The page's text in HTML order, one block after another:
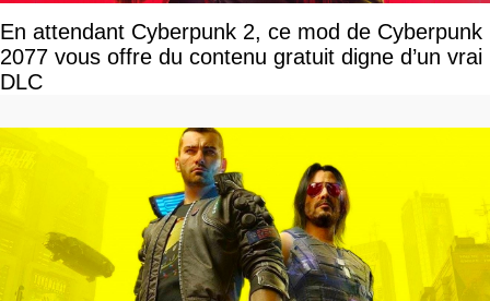
En attendant Cyberpunk 2, ce mod de Cyberpunk
2077 vous offre du contenu gratuit digne d’un vrai
DLC